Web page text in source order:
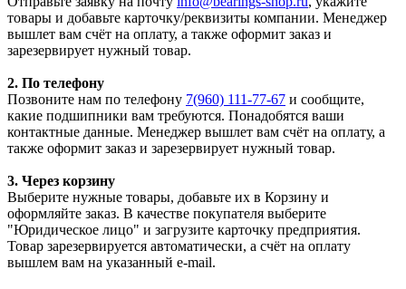
товары и добавьте карточку/реквизиты компании. Менеджер
вышлет вам счёт на оплату, а также оформит заказ и
зарезервирует нужный товар.
2. По телефону
Позвоните нам по телефону 7(960) 111-77-67 и сообщите,
какие подшипники вам требуются. Понадобятся ваши
контактные данные. Менеджер вышлет вам счёт на оплату, а
также оформит заказ и зарезервирует нужный товар.
3. Через корзину
Выберите нужные товары, добавьте их в Корзину и
оформляйте заказ. В качестве покупателя выберите
"Юридическое лицо" и загрузите карточку предприятия.
Товар зарезервируется автоматически, а счёт на оплату
вышлем вам на указанный e-mail.